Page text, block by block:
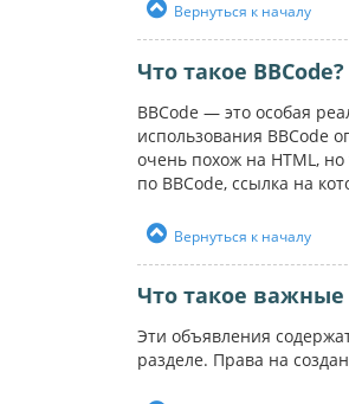
Вернуться к началу
Что такое BBCode?
BBCode — это особая
использования BBCode
очень похож на HTML,
по BBCode, ссылка на
Вернуться к началу
Что такое
Эти объявления
разделе. Права на